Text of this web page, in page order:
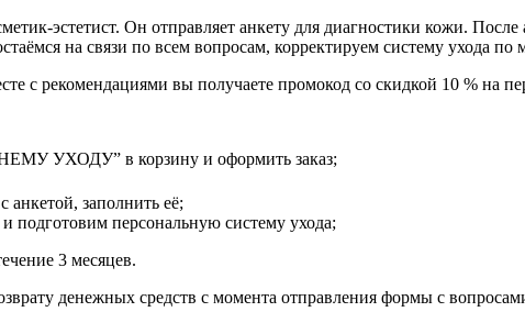
эстетист. Он отправляет анкету для диагностики кожи.
на связи по всем вопросам, корректируем систему ухода по
с рекомендациями вы получаете промокод со скидкой 10 % на
УХОДУ” в корзину и оформить заказ;
анкетой, заполнить её;
подготовим персональную систему ухода;
3 месяцев.
денежных средств с момента отправления формы с